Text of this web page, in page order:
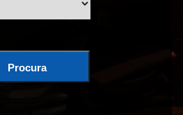
Procura